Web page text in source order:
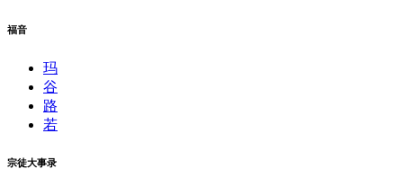
福音
玛
谷
路
若
宗徒大事录